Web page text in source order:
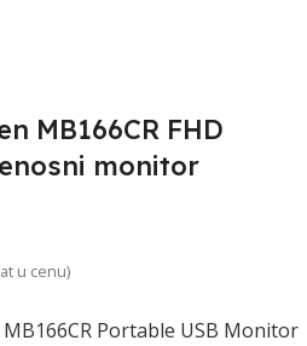
MB166CR FHD
monitor
u cenu)
MB166CR Portable USB Monitor